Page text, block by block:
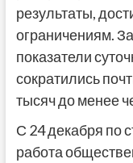
результаты,
ограничениям.
показатели
сократились
тысяч до менее
С 24 декабря по
работа